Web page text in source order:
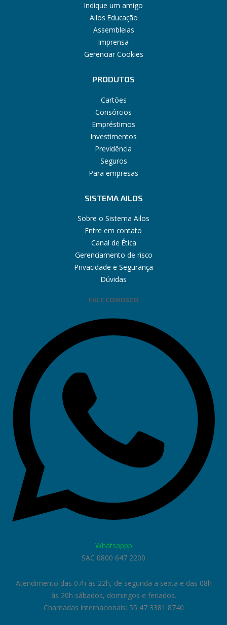
Indique um amigo
Ailos Educação
Assembleias
Imprensa
Gerenciar Cookies
PRODUTOS
Cartões
Consórcios
Empréstimos
Investimentos
Previdência
Seguros
Para empresas
SISTEMA AILOS
Sobre o Sistema Ailos
Entre em contato
Canal de Ética
Gerenciamento de risco
Privacidade e Segurança
Dúvidas
FALE CONOSCO
Whatsappp
SAC 0800 647 2200
Atendimento das 07h às 22h, de segunda a sexta e das 08h
às 20h sábados, domingos e feriados.
Chamadas internacionais: 55 47 3381 8740